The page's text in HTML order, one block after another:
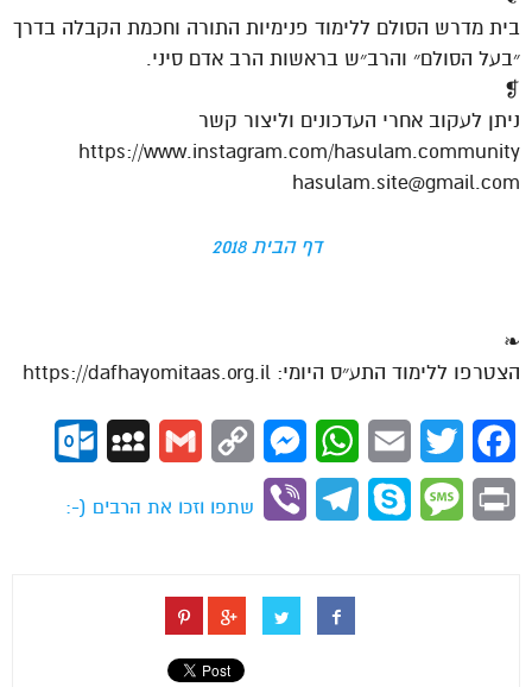
בית מדרש הסולם ללימוד פנימיות התורה וחכמת הקבלה בדרך
״בעל הסולם״ והרב״ש בראשות הרב אדם סיני.
❡
ניתן לעקוב אחרי העדכונים וליצור קשר
https://www.instagram.com/hasulam.community
hasulam.site@gmail.com
דף הבית 2018
❧
הצטרפו ללימוד התע״ס היומי: https://dafhayomitaas.org.il
Facebook
Twitter
Email
WhatsApp
Messenger
Copy
Gmail
MySpace
Print
Message
Skype
Telegram
Viber
שתפו וזכו את הרבים (-: